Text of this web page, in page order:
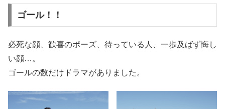
ゴール！！
必死な顔、歓喜のポーズ、待っている人、一歩及ばず悔し
い顔…。
ゴールの数だけドラマがありました。